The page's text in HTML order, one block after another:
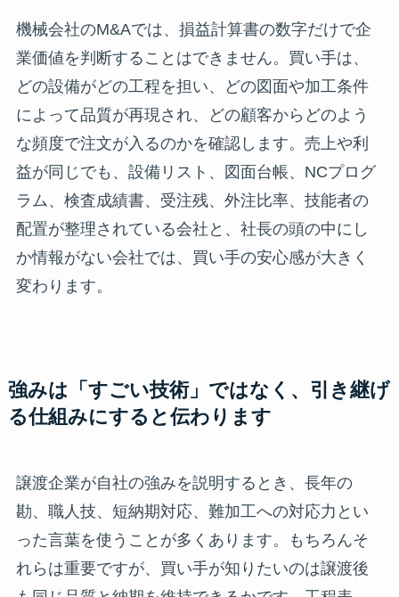
機械会社のM&Aでは、損益計算書の数字だけで企
業価値を判断することはできません。買い手は、
どの設備がどの工程を担い、どの図面や加工条件
によって品質が再現され、どの顧客からどのよう
な頻度で注文が入るのかを確認します。売上や利
益が同じでも、設備リスト、図面台帳、NCプログ
ラム、検査成績書、受注残、外注比率、技能者の
配置が整理されている会社と、社長の頭の中にし
か情報がない会社では、買い手の安心感が大きく
変わります。
強みは「すごい技術」ではなく、引き継げ
る仕組みにすると伝わります
譲渡企業が自社の強みを説明するとき、長年の
勘、職人技、短納期対応、難加工への対応力とい
った言葉を使うことが多くあります。もちろんそ
れらは重要ですが、買い手が知りたいのは譲渡後